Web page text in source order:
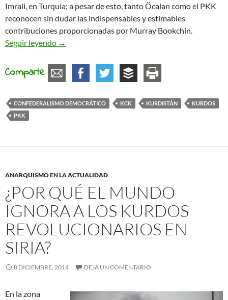
Imrali, en Turquía; a pesar de esto, tanto Öcalan como el PKK
reconocen sin dudar las indispensables y estimables
contribuciones proporcionadas por Murray Bookchin.
Seguir leyendo Socialismo, igualdad de género y ecología social
→
Comparte
CONFEDERALISMO DEMOCRÁTICO KCK KURDISTÁN
KURDOS
PKK
ANARQUISMO EN LA ACTUALIDAD
¿POR QUÉ EL MUNDO
IGNORA A LOS KURDOS
REVOLUCIONARIOS EN
SIRIA?
8 DICIEMBRE, 2014 DEJA UN COMENTARIO
En la zona